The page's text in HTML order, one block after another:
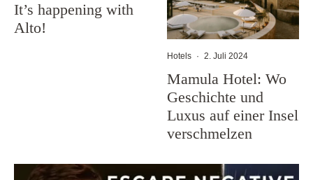
It’s happening with
Alto!
Hotels · 2. Juli 2024
Mamula Hotel: Wo
Geschichte und
Luxus auf einer Insel
verschmelzen